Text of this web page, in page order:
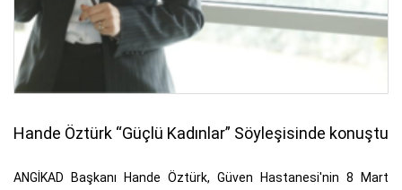
Hande Öztürk “Güçlü Kadınlar” Söyleşisinde konuştu
ANGİKAD Başkanı Hande Öztürk, Güven Hastanesi'nin 8 Mart